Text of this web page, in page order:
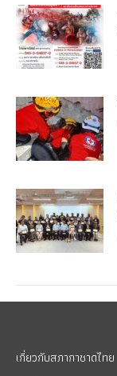
เกี่ยวกับสภากาชาดไทย